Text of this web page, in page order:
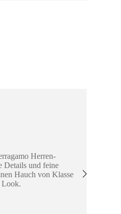
Herren-
Details und feine
Hauch von Klasse
Look.